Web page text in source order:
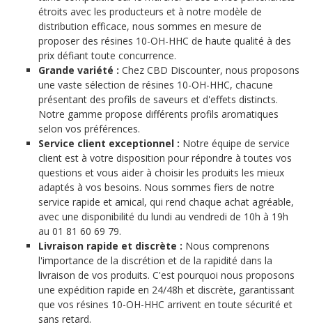
étroits avec les producteurs et à notre modèle de
distribution efficace, nous sommes en mesure de
proposer des résines 10-OH-HHC de haute qualité à des
prix défiant toute concurrence.
Grande variété : Chez CBD Discounter, nous proposons
une vaste sélection de résines 10-OH-HHC, chacune
présentant des profils de saveurs et d'effets distincts.
Notre gamme propose différents profils aromatiques
selon vos préférences.
Service client exceptionnel : Notre équipe de service
client est à votre disposition pour répondre à toutes vos
questions et vous aider à choisir les produits les mieux
adaptés à vos besoins. Nous sommes fiers de notre
service rapide et amical, qui rend chaque achat agréable,
avec une disponibilité du lundi au vendredi de 10h à 19h
au 01 81 60 69 79.
Livraison rapide et discrète : Nous comprenons
l'importance de la discrétion et de la rapidité dans la
livraison de vos produits. C'est pourquoi nous proposons
une expédition rapide en 24/48h et discrète, garantissant
que vos résines 10-OH-HHC arrivent en toute sécurité et
sans retard.